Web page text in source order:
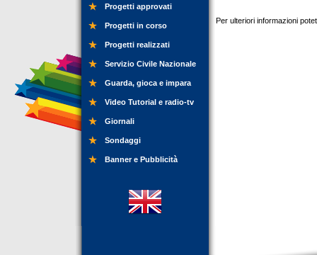
Progetti approvati
Progetti in corso
Progetti realizzati
Servizio Civile Nazionale
Guarda, gioca e impara
Video Tutorial e radio-tv
Giornali
Sondaggi
Banner e Pubblicità
Per ulteriori informazioni